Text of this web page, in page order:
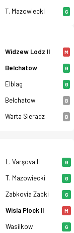
anları, kadro,
T. Mazowiecki G
Widzew Lodz II M
Belchatow G
Elblag G
Belchatow B
Warta Sieradz B
L. Varşova II G
T. Mazowiecki G
Zabkovia Zabki G
Wisla Plock II M
Wasilkow G